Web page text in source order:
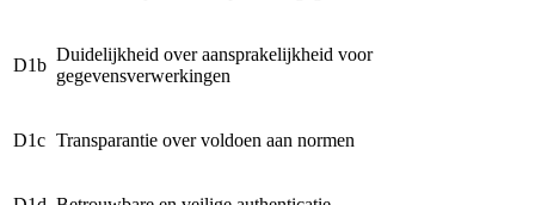
D1b
Duidelijkheid over aansprakelijkheid voor
gegevensverwerkingen
D1c Transparantie over voldoen aan normen